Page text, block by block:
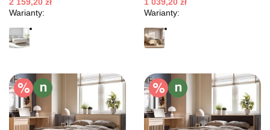
Warianty:
Warianty: